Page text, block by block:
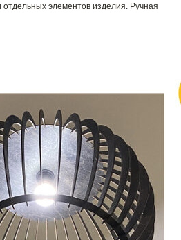
элементов изделия. Ручная